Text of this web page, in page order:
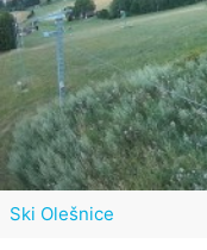
Ski Olešnice